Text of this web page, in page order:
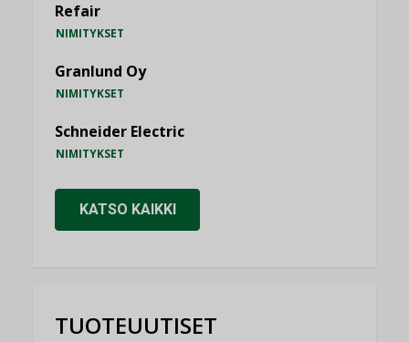
Refair
NIMITYKSET
Granlund Oy
NIMITYKSET
Schneider Electric
NIMITYKSET
KATSO KAIKKI
TUOTEUUTISET